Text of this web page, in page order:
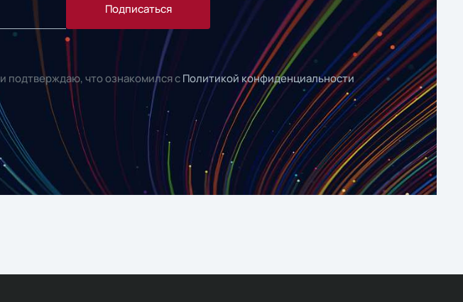
Подписаться
и подтверждаю, что ознакомился с Политикой конфиденциальности